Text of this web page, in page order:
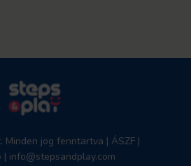
Minden jog fenntartva | ÁSZF |
| info@stepsandplay.com